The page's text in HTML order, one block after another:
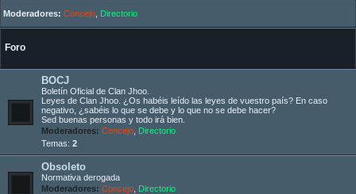
Moderadores: Concejo Directorio
Foro
BOCJ
Boletín Oficial de Clan Jhoo.
Leyes de Clan Jhoo. ¿Os habéis leído las leyes de vuestro país? En caso
negativo, ¿sabéis lo que se debe y lo que no se debe hacer?
Sed buenas personas y todo irá bien.
Moderadores: Concejo Directorio
Temas: 2
Obsoleto
Normativa derogada
Moderadores: Concejo Directorio